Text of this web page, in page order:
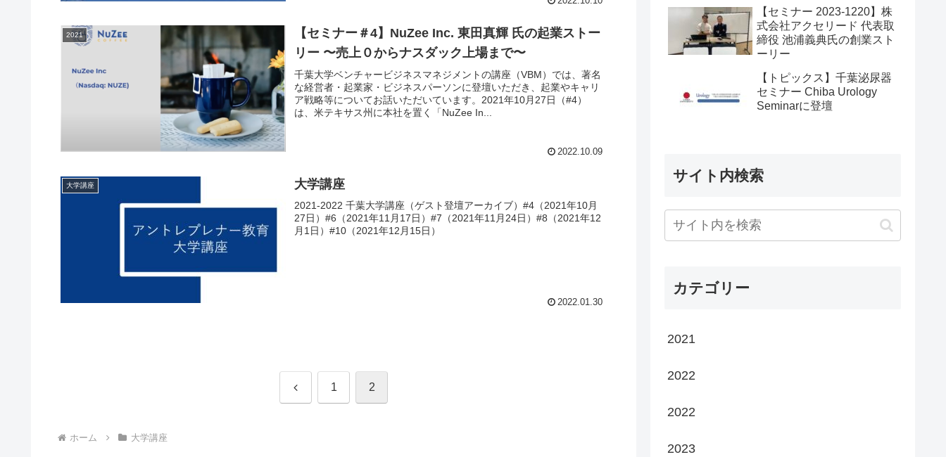
2021
【セミナー＃4】NuZee Inc. 東田真輝 氏の起業ストー
リー 〜売上０からナスダック上場まで〜￼
千葉大学ベンチャービジネスマネジメントの講座（VBM）では、著名
な経営者・起業家・ビジネスパーソンに登壇いただき、起業やキャリ
ア戦略等についてお話いただいています。2021年10月27日（#4）
は、米テキサス州に本社を置く「NuZee In...
2022.10.09
大学講座 大学講座
2021-2022 千葉大学講座（ゲスト登壇アーカイブ）#4（2021年10月
27日）#6（2021年11月17日）#7（2021年11月24日）#8（2021年12
月1日）#10（2021年12月15日）
2022.01.30
前 1 2
ホーム 大学講座
【セミナー 2023-1220】株
式会社アクセリード 代表取
締役 池浦義典氏の創業スト
ーリー
【トピックス】千葉泌尿器
セミナー Chiba Urology
Seminarに登壇
サイト内検索
カテゴリー
2021
2022
2022
2023